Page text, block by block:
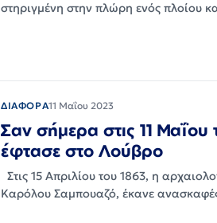
στηριγμένη στην πλώρη ενός πλοίου
ΔΙΑΦΟΡΑ11 Μαΐου 2023
Σαν σήμερα στις 11
έφτασε στο Λούβρο
Στις 15 Απριλίου του 1863, η
Καρόλου Σαμπουαζό, έκανε